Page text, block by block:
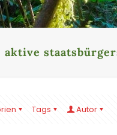
aktive
Tags Autor